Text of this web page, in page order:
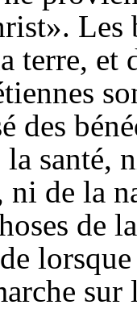
Les
terre, et
des
la santé,
ni de la
de
sur